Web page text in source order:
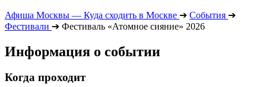
Афиша Москвы — Куда сходить в Москве ➔ События ➔
Фестивали ➔ Фестиваль «Атомное сияние» 2026
Информация о событии
Когда проходит